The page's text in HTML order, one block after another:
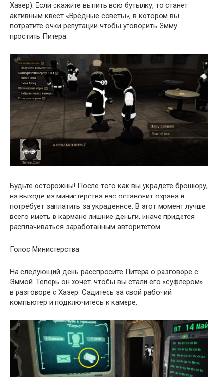
Хазер). Если скажите выпить всю бутылку, то станет
активным квест «Вредные советы», в котором вы
потратите очки репутации чтобы уговорить Эмму
простить Питера.
Будьте осторожны! После того как вы украдете брошюру,
на выходе из министерства вас остановит охрана и
потребует заплатить за украденное. В этот момент лучше
всего иметь в кармане лишние деньги, иначе придется
расплачиваться заработанным авторитетом.
Голос Министерства
На следующий день расспросите Питера о разговоре с
Эммой. Теперь он хочет, чтобы вы стали его «суфлером»
в разговоре с Хазер. Садитесь за свой рабочий
компьютер и подключитесь к камере.